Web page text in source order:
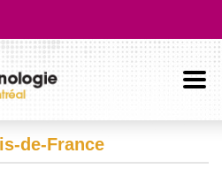
de-France